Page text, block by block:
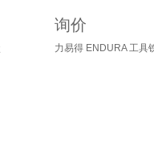
询价
力易得 ENDURA 工具